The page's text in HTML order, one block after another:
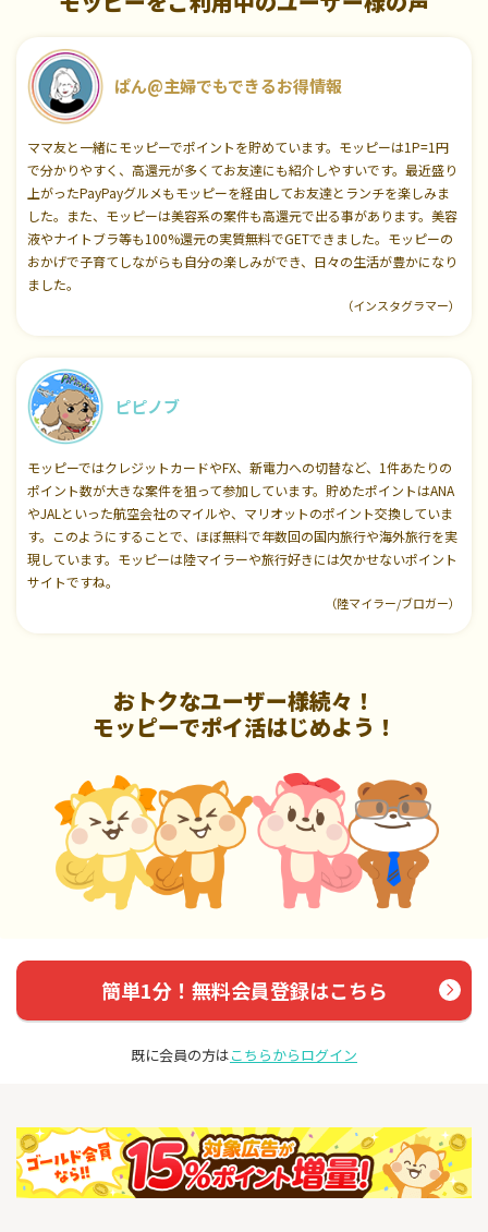
ぱん@主婦でもできるお得情報
ママ友と一緒にモッピーでポイントを貯めています。モッピーは1P=1円
で分かりやすく、高還元が多くてお友達にも紹介しやすいです。最近盛り
上がったPayPayグルメもモッピーを経由してお友達とランチを楽しみま
した。また、モッピーは美容系の案件も高還元で出る事があります。美容
液やナイトブラ等も100%還元の実質無料でGETできました。モッピーの
おかげで子育てしながらも自分の楽しみができ、日々の生活が豊かになり
ました。
（インスタグラマー）
ピピノブ
モッピーではクレジットカードやFX、新電力への切替など、1件あたりの
ポイント数が大きな案件を狙って参加しています。貯めたポイントはANA
やJALといった航空会社のマイルや、マリオットのポイント交換していま
す。このようにすることで、ほぼ無料で年数回の国内旅行や海外旅行を実
現しています。モッピーは陸マイラーや旅行好きには欠かせないポイント
サイトですね。
（陸マイラー/ブロガー）
おトクなユーザー様続々！
モッピーでポイ活はじめよう！
簡単1分！無料会員登録はこちら
既に会員の方はこちらからログイン